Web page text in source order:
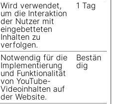
Wird verwendet,
um die Interaktion
der Nutzer mit
eingebetteten
Inhalten zu
verfolgen.
1 Tag
Notwendig für die
Implementierung
und Funktionalität
von YouTube-
Videoinhalten auf
der Website.
Bestän
dig